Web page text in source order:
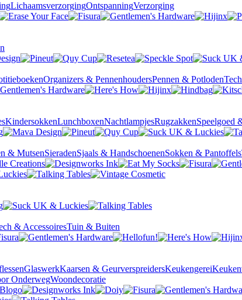
LichaamsverzorgingOntspanningVerzorging
Organizers & PennenhoudersPennen & Potloden
KindersokkenLunchboxenNachtlampjesRugzakkenSpeelgoed
& MutsenSieradenSjaals & HandschoenenSokken & Pantoffels
& AccessoiresTuin & Buiten
GlaswerkKaarsen & GeurverspreidersKeukengerei
OnderwegWoondecoratie